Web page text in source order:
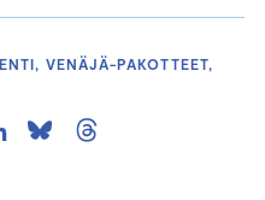
VENÄJÄ-PAKOTTEET,